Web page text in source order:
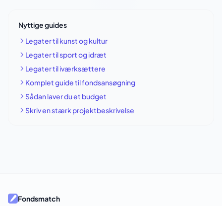
Nyttige guides
Legater til kunst og kultur
Legater til sport og idræt
Legater til iværksættere
Komplet guide til fondsansøgning
Sådan laver du et budget
Skriv en stærk projektbeskrivelse
Fondsmatch